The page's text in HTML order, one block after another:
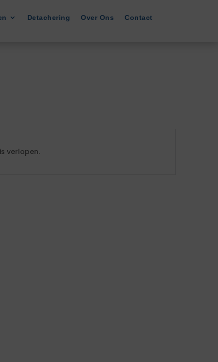
Detachering Over Ons Contact
verlopen.